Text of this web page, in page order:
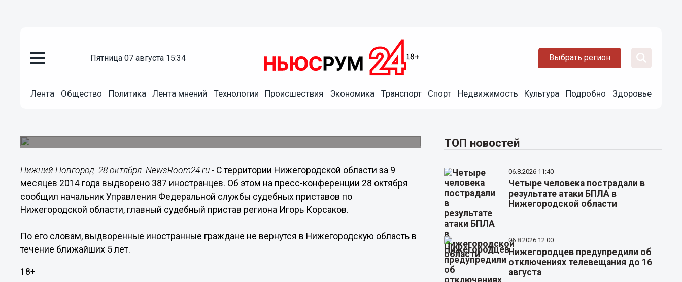
пятница 07 августа 15:34 Выбрать регион
Лента Общество Политика Лента мнений Технологии Происшествия Экономика Транспорт Спорт Недвижимость Культура Подробно Здоровье
Около 400 иностранцев выдворено с территории
Нижний Новгород. 28 октября. NewsRoom24.ru - С территории Нижегородской области за 9
месяцев 2014 года выдворено 387 иностранцев. Об этом на пресс-конференции 28 октября
сообщил начальник Управления Федеральной службы судебных приставов по
Нижегородской области, главный судебный пристав региона Игорь Корсаков.
По его словам, выдворенные иностранные граждане не вернутся в Нижегородскую область в
течение ближайших 5 лет.
18+
ТОП новостей
06.8.2026 11:40
Четыре человека пострадали в
результате атаки БПЛА в
Нижегородской области
06.8.2026 12:00
Нижегородцев предупредили об
отключениях телевещания до 16
августа